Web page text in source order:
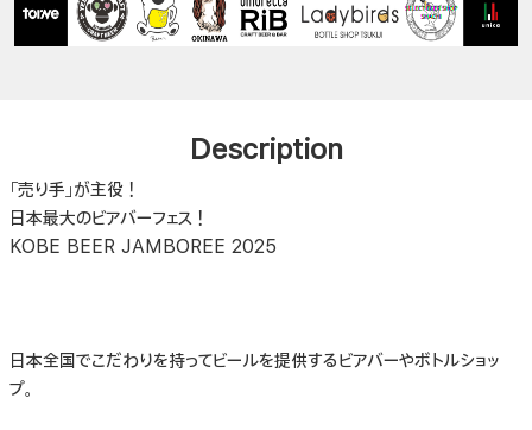
Description
「売り手」が主役！
日本最大のビアバーフェス！
KOBE BEER JAMBOREE 2025
日本全国でこだわりを持ってビールを提供するビアバーやボトルショッ
プ。